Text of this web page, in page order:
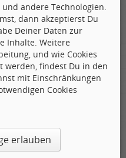
suchen.
sein.
Benutzer suchen, der den
Jokerzeichen benutzen, um
automatische Spambots
Forums abzuhalten.
nicht in der Lage den
andere Technologien.
dann akzeptierst Du
Deiner Daten zur
Inhalte. Weitere
und wie Cookies
werden, findest Du in den
mit Einschränkungen
Cookies
erlauben